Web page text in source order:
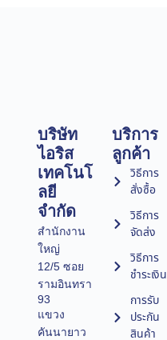
บริษัท
ไอริส
เทคโนโ
ลยี
จำกัด
สำนักงาน
ใหญ่
12/5 ซอย
รามอินทรา
93
แขวง
คันนายาว
บริการ
ลูกค้า
วิธีการ
สั่งซื้อ
วิธีการ
จัดส่ง
วิธีการ
ชำระเงิน
การรับ
ประกัน
สินค้า